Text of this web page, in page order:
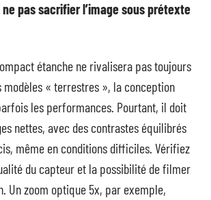
pas sacrifier l’image sous prétexte
étanche ne rivalisera pas toujours
« terrestres », la conception
les performances. Pourtant, il doit
nettes, avec des contrastes équilibrés
même en conditions difficiles. Vérifiez
du capteur et la possibilité de filmer
Un zoom optique 5x, par exemple,